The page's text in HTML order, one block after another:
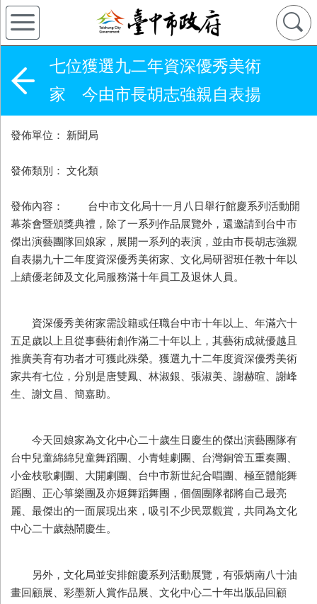
七位獲選九二年資深優秀美術
家 今由市長胡志強親自表揚
發佈單位： 新聞局
發佈類別： 文化類
發佈內容： 台中市文化局十一月八日舉行館慶系列活動開
幕茶會暨頒獎典禮，除了一系列作品展覽外，還邀請到台中市
傑出演藝團隊回娘家，展開一系列的表演，並由市長胡志強親
自表揚九十二年度資深優秀美術家、文化局研習班任教十年以
上績優老師及文化局服務滿十年員工及退休人員。
資深優秀美術家需設籍或任職台中市十年以上、年滿六十
五足歲以上且從事藝術創作滿二十年以上，其藝術成就優越且
推廣美育有功者才可獲此殊榮。獲選九十二年度資深優秀美術
家共有七位，分別是唐雙鳳、林淑銀、張淑美、謝赫暄、謝峰
生、謝文昌、簡嘉助。
今天回娘家為文化中心二十歲生日慶生的傑出演藝團隊有
台中兒童綿綿兒童舞蹈團、小青蛙劇團、台灣銅管五重奏團、
小金枝歌劇團、大開劇團、台中市新世紀合唱團、極至體能舞
蹈團、正心箏樂團及亦姬舞蹈舞團，個個團隊都將自己最亮
麗、最傑出的一面展現出來，吸引不少民眾觀賞，共同為文化
中心二十歲熱鬧慶生。
另外，文化局並安排館慶系列活動展覽，有張炳南八十油
畫回顧展、彩墨新人賞作品展、文化中心二十年出版品回顧